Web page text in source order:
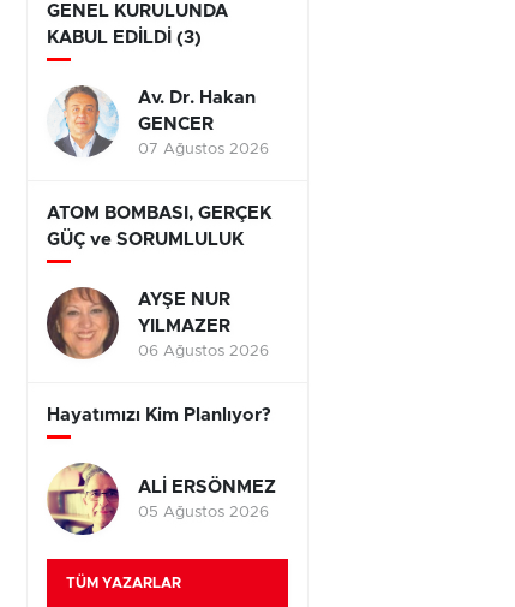
GENEL KURULUNDA
KABUL EDİLDİ (3)
Av. Dr. Hakan
GENCER
07 Ağustos 2026
ATOM BOMBASI, GERÇEK
GÜÇ ve SORUMLULUK
AYŞE NUR
YILMAZER
06 Ağustos 2026
Hayatımızı Kim Planlıyor?
ALİ ERSÖNMEZ
05 Ağustos 2026
TÜM YAZARLAR